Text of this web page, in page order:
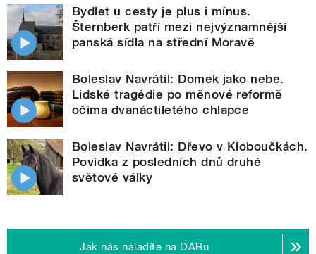
Bydlet u cesty je plus i mínus.
Šternberk patří mezi nejvýznamnější
panská sídla na střední Moravě
Boleslav Navrátil: Domek jako nebe.
Lidské tragédie po měnové reformě
očima dvanáctiletého chlapce
Boleslav Navrátil: Dřevo v Kloboučkách.
Povídka z posledních dnů druhé
světové války
Jak nás naladíte na DABu